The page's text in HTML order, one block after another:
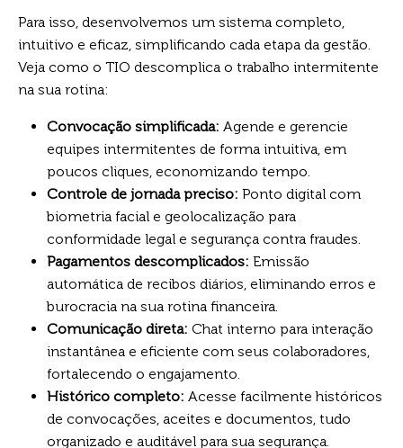
Para isso, desenvolvemos um sistema completo,
intuitivo e eficaz, simplificando cada etapa da gestão.
Veja como o TIO descomplica o trabalho intermitente
na sua rotina:
Convocação simplificada: Agende e gerencie
equipes intermitentes de forma intuitiva, em
poucos cliques, economizando tempo.
Controle de jornada preciso: Ponto digital com
biometria facial e geolocalização para
conformidade legal e segurança contra fraudes.
Pagamentos descomplicados: Emissão
automática de recibos diários, eliminando erros e
burocracia na sua rotina financeira.
Comunicação direta: Chat interno para interação
instantânea e eficiente com seus colaboradores,
fortalecendo o engajamento.
Histórico completo: Acesse facilmente históricos
de convocações, aceites e documentos, tudo
organizado e auditável para sua segurança.